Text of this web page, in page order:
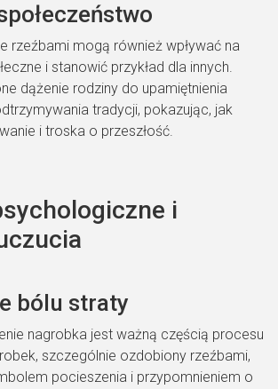
rzeźbami mogą również wpływać na
i stanowić przykład dla innych.
dążenie rodziny do upamiętnienia
tradycji, pokazując, jak
i troska o przeszłość.
i
bólu straty
nagrobka jest ważną częścią procesu
szczególnie ozdobiony rzeźbami,
pocieszenia i przypomnieniem o